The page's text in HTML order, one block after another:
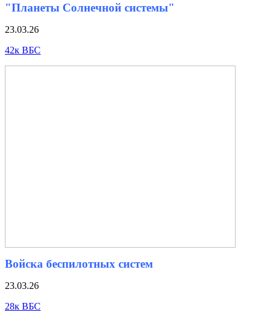
"Планеты Солнечной системы"
23.03.26
42к ВБС
Войска беспилотных систем
23.03.26
28к ВБС